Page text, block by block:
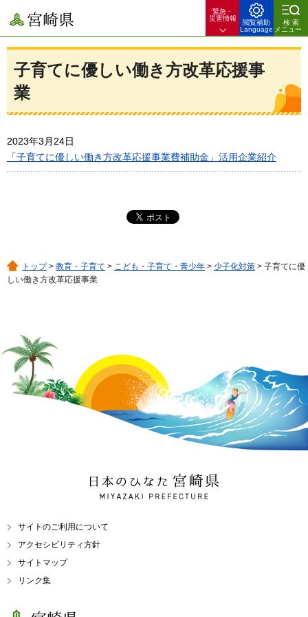
宮崎県
緊急・
災害情報
閲覧補助
Language
検索
メニュー
子育てに優しい働き方改革応援事
業
2023年3月24日
「子育てに優しい働き方改革応援事業費補助金」活用企業紹介
トップ> 教育・子育て > こども・子育て・青少年 > 少子化対策 > 子育てに優
しい働き方改革応援事業
日本のひなた 宮崎県
MIYAZAKI PREFECTURE
サイトのご利用について
アクセシビリティ方針
サイトマップ
リンク集